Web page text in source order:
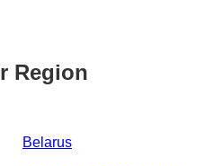
Region
Belarus